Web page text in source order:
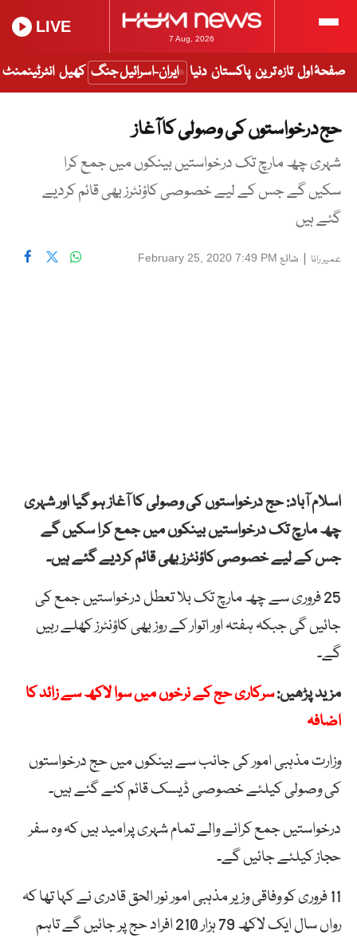
7 Aug, 2026
LIVE
صفحۂ اول تازہ ترین پاکستان دنیا ایران-اسرائیل جنگ کھیل انٹرٹینمنٹ
حج درخواستوں کی وصولی کا آغاز
شہری چھ مارچ تک درخواستیں بینکوں میں جمع کرا
سکیں گے جس کے لیے خصوصی کاؤنٹرز بھی قائم کردیے
گئے ہیں
عمیر رانا | شائع February 25, 2020 7:49 PM
اسلام آباد: حج درخواستوں کی وصولی کا آغاز ہو گیا اور شہری
چھ مارچ تک درخواستیں بینکوں میں جمع کرا سکیں گے
جس کے لیے خصوصی کاؤنٹرز بھی قائم کردیے گئے ہیں۔
25 فروری سے چھ مارچ تک بلا تعطل درخواستیں جمع کی
جائیں گی جبکہ ہفتہ اور اتوار کے روز بھی کاؤنٹرز کھلے رہیں
گے۔
مزید پڑھیں:سرکاری حج کے نرخوں میں سوا لاکھ سے زائد کا
اضافہ
وزارت مذہبی امور کی جانب سے بینکوں میں حج درخواستوں
کی وصولی کیلئے خصوصی ڈیسک قائم کئے گئے ہیں۔
درخواستیں جمع کرانے والے تمام شہری پرامید ہیں کہ وہ سفر
حجاز کیلئے جائیں گے۔
11 فروری کو وفاقی وزیر مذہبی امور نور الحق قادری نے کہا تھا کہ
رواں سال ایک لاکھ 79 ہزار 210 افراد حج پر جائیں گے تاہم